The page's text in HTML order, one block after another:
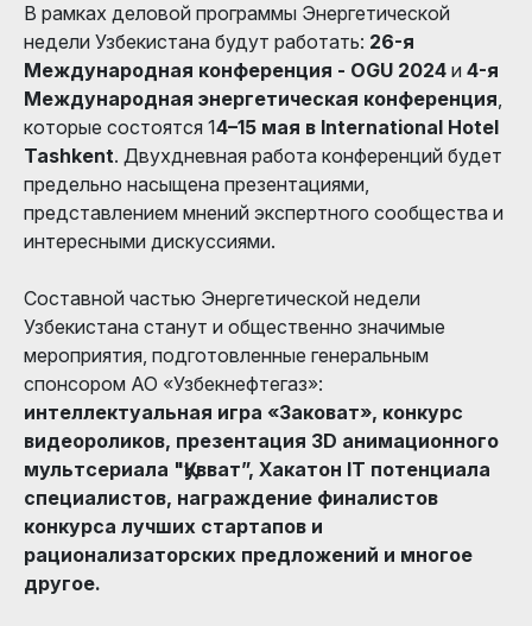
В рамках деловой программы Энергетической
недели Узбекистана будут работать: 26-я
Международная конференция - OGU 2024 и 4-я
Международная энергетическая конференция
которые состоятся 14–15 мая в International Hotel
Tashkent. Двухдневная работа конференций будет
предельно насыщена презентациями,
представлением мнений экспертного сообщества и
интересными дискуссиями.
Составной частью Энергетической недели
Узбекистана станут и общественно значимые
мероприятия, подготовленные генеральным
спонсором АО «Узбекнефтегаз»:
интеллектуальная игра «Заковат», конкурс
видеороликов, презентация 3D анимационного
мультсериала "Қувват”, Хакатон IT потенциала
специалистов, награждение финалистов
конкурса лучших стартапов и
рационализаторских предложений и многое
другое.